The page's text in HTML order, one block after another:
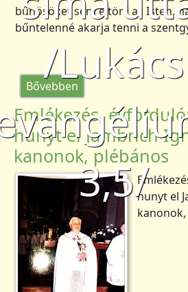
/Lukács
3,5/
bűnösöket sem eltörli az Isten,
bűntelenné akarja tenni a
Bővebben
Emlékezés,
hunyt el Jambrich
kanonok, plébános
hunyt el